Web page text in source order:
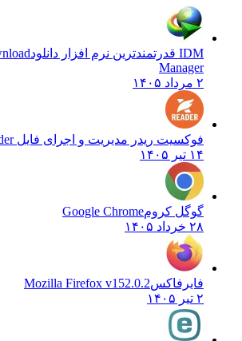
IDM قدرتمندترین نرم افزار دانلود
Manager
فوکسیت ریدر مدیریت و اجرای فایل PDF
۱۴ تیر ۱۴۰۵
گوگل کرومGoogle Chrome
۲۸ خرداد ۱۴۰۵
فایرفاکسMozilla Firefox v152.0.2